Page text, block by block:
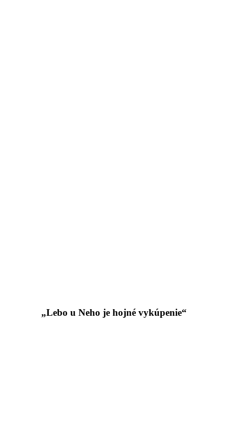
„Lebo u Neho je hojné vykúpenie“